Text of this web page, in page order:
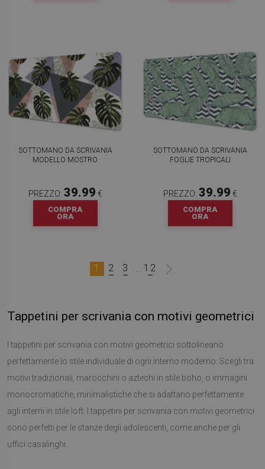
SOTTOMANO DA SCRIVANIA
MODELLO MOSTRO
PREZZO: 39.99 €
COMPRA
ORA
SOTTOMANO DA SCRIVANIA
FOGLIE TROPICALI
PREZZO: 39.99 €
COMPRA
ORA
1 2 3 ... 12
Tappetini per scrivania con motivi geometrici
I tappetini per scrivania con motivi geometrici sottolineano
perfettamente lo stile individuale di ogni interno moderno. Scegli tra
motivi tradizionali, marocchini o aztechi in stile boho, o immagini
monocromatiche, minimalistiche che si adattano perfettamente
agli interni in stile loft. I tappetini per scrivania con motivi geometrici
sono perfetti per le stanze degli adolescenti, come anche per gli
uffici casalinghi.